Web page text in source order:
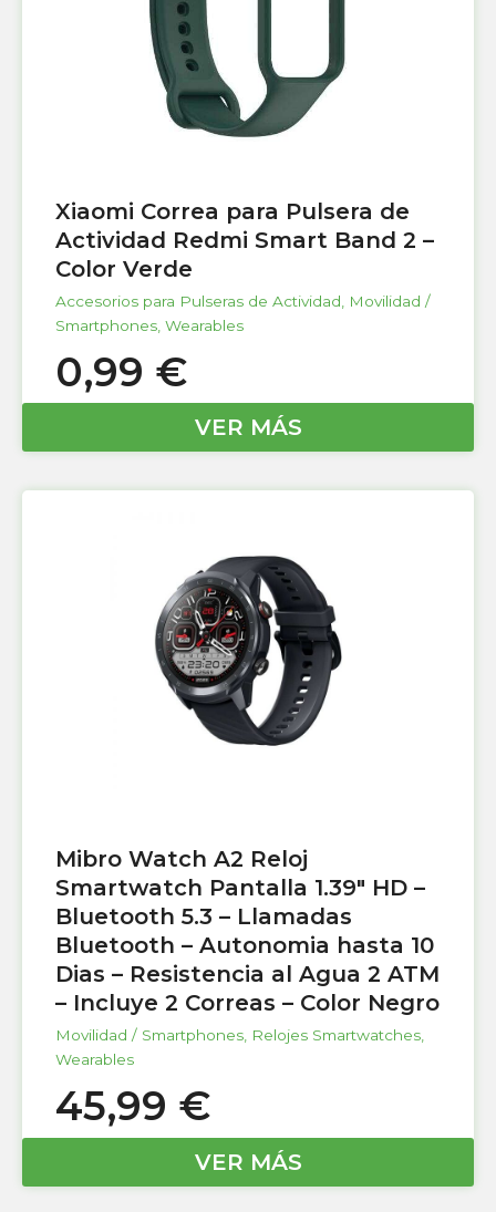
Xiaomi Correa para Pulsera de
Actividad Redmi Smart Band 2 –
Color Verde
Accesorios para Pulseras de Actividad, Movilidad /
Smartphones, Wearables
0,99 €
VER MÁS
Mibro Watch A2 Reloj
Smartwatch Pantalla 1.39″ HD –
Bluetooth 5.3 – Llamadas
Bluetooth – Autonomia hasta 10
Dias – Resistencia al Agua 2 ATM
– Incluye 2 Correas – Color Negro
Movilidad / Smartphones, Relojes Smartwatches,
Wearables
45,99 €
VER MÁS